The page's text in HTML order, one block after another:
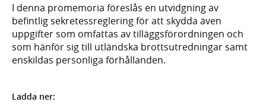
I denna promemoria föreslås en utvidgning av
befintlig sekretessreglering för att skydda även
uppgifter som omfattas av tilläggsförordningen och
som hänför sig till utländska brottsutredningar samt
enskildas personliga förhållanden.
Ladda ner: